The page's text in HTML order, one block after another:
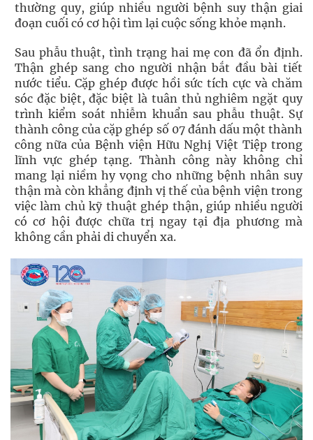
thường quy, giúp nhiều người bệnh suy thận giai
đoạn cuối có cơ hội tìm lại cuộc sống khỏe mạnh.
Sau phẫu thuật, tình trạng hai mẹ con đã ổn định.
Thận ghép sang cho người nhận bắt đầu bài tiết
nước tiểu. Cặp ghép được hồi sức tích cực và chăm
sóc đặc biệt, đặc biệt là tuân thủ nghiêm ngặt quy
trình kiểm soát nhiễm khuẩn sau phẫu thuật. Sự
thành công của cặp ghép số 07 đánh dấu một thành
công nữa của Bệnh viện Hữu Nghị Việt Tiệp trong
lĩnh vực ghép tạng. Thành công này không chỉ
mang lại niềm hy vọng cho những bệnh nhân suy
thận mà còn khẳng định vị thế của bệnh viện trong
việc làm chủ kỹ thuật ghép thận, giúp nhiều người
có cơ hội được chữa trị ngay tại địa phương mà
không cần phải di chuyển xa.